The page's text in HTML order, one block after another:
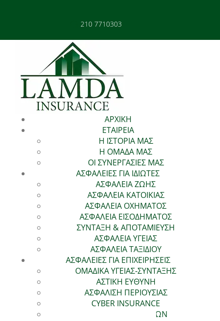
210 7710303
ΑΡΧΙΚΗ
ΕΤΑΙΡΕΙΑ
Η ΙΣΤΟΡΙΑ ΜΑΣ
Η ΟΜΑΔΑ ΜΑΣ
ΟΙ ΣΥΝΕΡΓΑΣΙΕΣ ΜΑΣ
ΑΣΦΑΛΕΙΕΣ ΓΙΑ ΙΔΙΩΤΕΣ
ΑΣΦΑΛΕΙΑ ΖΩΗΣ
ΑΣΦΑΛΕΙΑ ΚΑΤΟΙΚΙΑΣ
ΑΣΦΑΛΕΙΑ ΟΧΗΜΑΤΟΣ
ΑΣΦΑΛΕΙΑ ΕΙΣΟΔΗΜΑΤΟΣ
ΣΥΝΤΑΞΗ & ΑΠΟΤΑΜΙΕΥΣΗ
ΑΣΦΑΛΕΙΑ ΥΓΕΙΑΣ
ΑΣΦΑΛΕΙΑ ΤΑΞΙΔΙΟΥ
ΑΣΦΑΛΕΙΕΣ ΓΙΑ ΕΠΙΧΕΙΡΗΣΕΙΣ
ΟΜΑΔΙΚΑ ΥΓΕΙΑΣ-ΣΥΝΤΑΞΗΣ
ΑΣΤΙΚΗ ΕΥΘΥΝΗ
ΑΣΦΑΛΙΣΗ ΠΕΡΙΟΥΣΙΑΣ
CYBER INSURANCE
ΑΣΦΑΛΕΙΑ ΠΙΣΤΩΣΕΩΝ